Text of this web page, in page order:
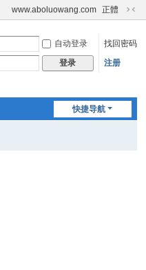
www.aboluowang.com 正體
切
到
自动登录
找回密码
登录 注册
快捷导航